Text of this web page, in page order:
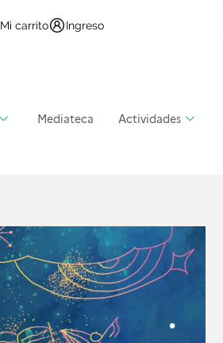
Mi carrito Ingreso
Mediateca Actividades